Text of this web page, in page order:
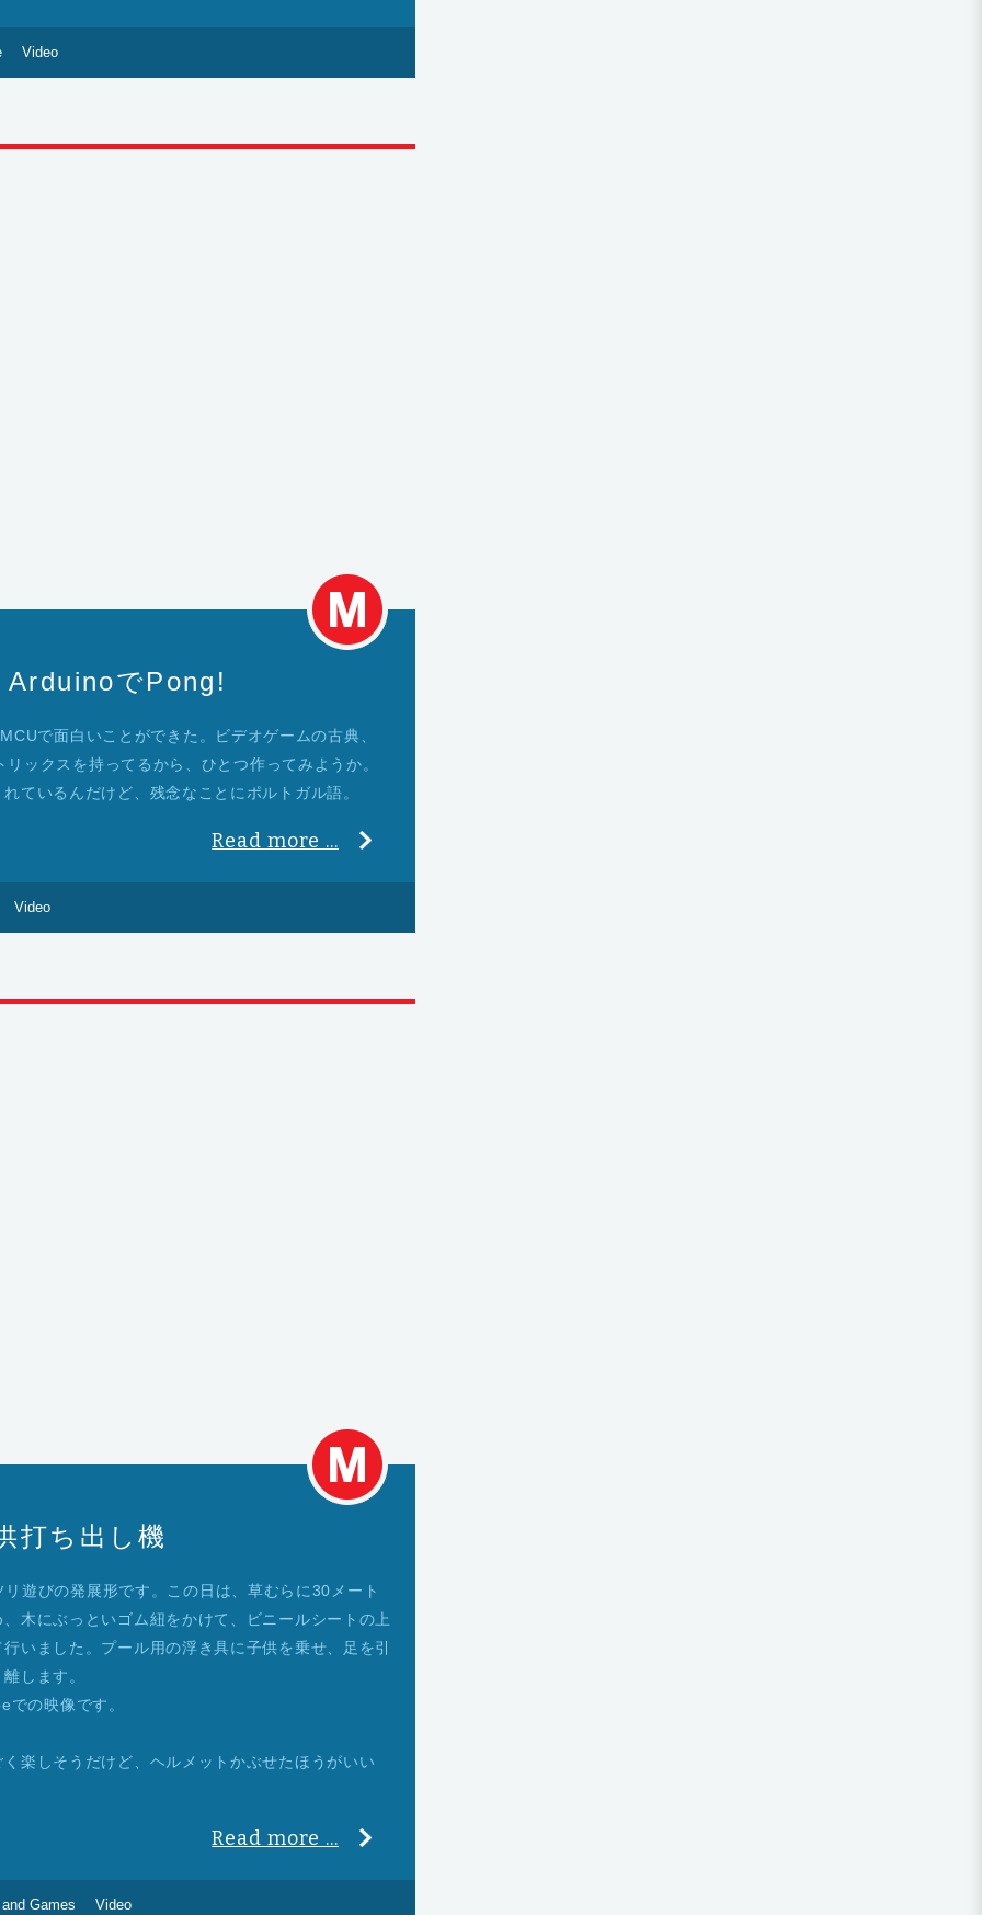
Video
でPong!
で面白いことができた。ビデオゲームの古典、
ックスを持ってるから、ひとつ作ってみようか。
ているんだけど、残念なことにポルトガル語。
Read more ...
Video
打ち出し機
遊びの発展形です。この日は、草むらに30メート
木にぶっといゴム紐をかけて、ビニールシートの上
いました。プール用の浮き具に子供を乗せ、足を引
します。
の映像です。
楽しそうだけど、ヘルメットかぶせたほうがいい
Read more ...
Games Video